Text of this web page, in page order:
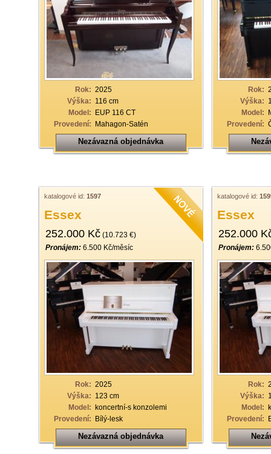
Rok: 2025
Výška: 116 cm
Model: EUP 116 CT
Provedení: Mahagon-Satén
Nezávazná objednávka
Rok:
Výška:
Model:
Provedení:
katalogové id: 1597
Essex
252.000 Kč (10.723 €)
Pronájem: 6.500 Kč/měsíc
Rok: 2025
Výška: 123 cm
Model: koncertní-s konzolemi
Provedení: Bílý-lesk
Nezávazná objednávka
katalogové id:
Essex
252.000
Pronájem:
Rok:
Výška:
Model:
Provedení: